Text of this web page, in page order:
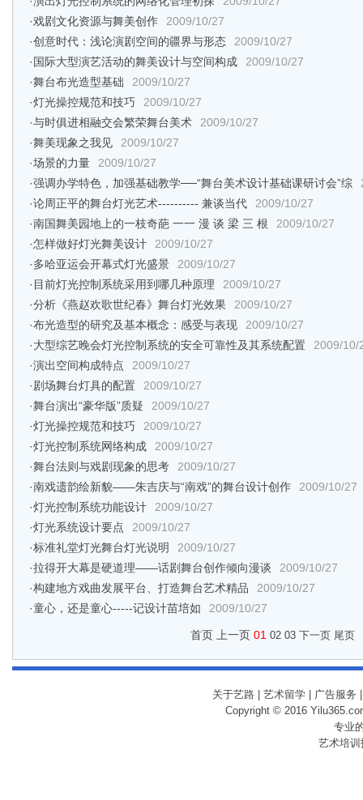
·戏剧文化资源与舞美创作
2009/10/27
·创意时代：浅论演剧空间的疆界与形态
2009/10/27
· 国际大型演艺活动的舞美设计与空间构成
2009/10/27
·舞台布光造型基础
2009/10/27
·灯光操控规范和技巧
2009/10/27
·与时俱进相融交会繁荣舞台美术
2009/10/27
·舞美现象之我见
2009/10/27
·场景的力量
2009/10/27
·强调办学特色，加强基础教学──“舞台美术设计基础课研讨会”综
·论周正平的舞台灯光艺术---------- ­­­­兼谈当代
2009/10/27
·南国舞美园地上的一枝奇葩 一一 漫 谈 梁 三 根
2009/10/27
·怎样做好灯光舞美设计
2009/10/27
·多哈亚运会开幕式灯光盛景
2009/10/27
· 目前灯光控制系统采用到哪几种原理
2009/10/27
·分析《燕赵欢歌世纪春》舞台灯光效果
2009/10/27
·布光造型的研究及基本概念：感受与表现
2009/10/27
·大型综艺晚会灯光控制系统的安全可靠性及其系统配置
2009/10/
·演出空间构成特点
2009/10/27
·剧场舞台灯具的配置
2009/10/27
·舞台演出“豪华版”质疑
2009/10/27
·灯光操控规范和技巧
2009/10/27
·灯光控制系统网络构成
2009/10/27
·舞台法则与戏剧现象的思考
2009/10/27
·南戏遗韵绘新貌——朱吉庆与“南戏”的舞台设计创作
2009/10/27
·灯光控制系统功能设计
2009/10/27
·灯光系统设计要点
2009/10/27
·标准礼堂灯光舞台灯光说明
2009/10/27
·拉得开大幕是硬道理——话剧舞台创作倾向漫谈
2009/10/27
·构建地方戏曲发展平台、打造舞台艺术精品
2009/10/27
·童心，还是童心-----记设计苗培如 2009/10/27
首页 上一页 01 02 03 下一页 尾页
关于艺路 艺术留学 广告服务
Copyright © 2016
专业
艺术培